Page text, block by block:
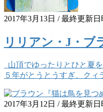
2017年3月13日 / 最終更新日
リリアン・J・ブ
山頂でゆったりとひと夏
５年がとうとうすぎ、ク
2017年3月12日 / 最終更新日